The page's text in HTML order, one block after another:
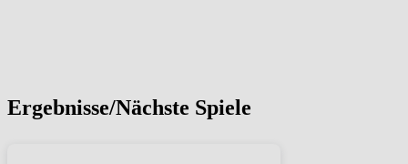
Ergebnisse/Nächste Spiele